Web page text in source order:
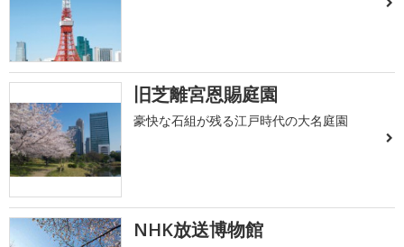
旧芝離宮恩賜庭園
豪快な石組が残る江戸時代の大名庭園
NHK放送博物館